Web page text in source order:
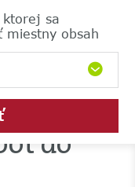
sa
miestny obsah
do